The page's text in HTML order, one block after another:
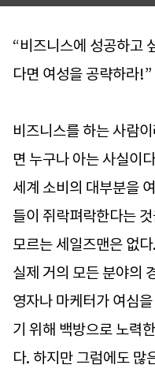
“비즈니스에 성공하고
다면 여성을 공략하라!”
비즈니스를 하는 사람
면 누구나 아는 사실이
세계 소비의 대부분을
들이 쥐락펴락한다는
모르는 세일즈맨은 없다.
실제 거의 모든 분야의
영자나 마케터가 여심
기 위해 백방으로 노력한
다. 하지만 그럼에도 많